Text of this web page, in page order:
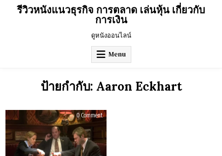
รีวิวหนังแนวธุรกิจ การตลาด เล่นหุ้น เกี่ยวกับ
การเงิน
ดูหนังออนไลน์
Menu
ป้ายกำกับ: Aaron Eckhart
0 Commenton
รีวิว
You
for
Smoking